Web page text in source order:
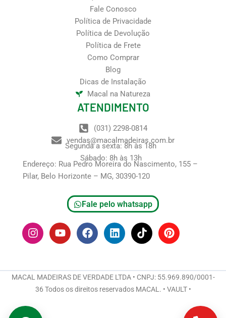
Fale Conosco
Política de Privacidade
Política de Devolução
Política de Frete
Como Comprar
Blog
Dicas de Instalação
Macal na Natureza
ATENDIMENTO
(031) 2298-0814
vendas@macalmadeiras.com.br
Segunda a sexta: 8h às 18h
Sábado: 8h às 13h
Endereço: Rua Pedro Moreira do Nascimento, 155 –
Pilar, Belo Horizonte – MG, 30390-120
Fale pelo whatsapp
I
n
s
g
r
m
Y
o
u
b
e
F
a
c
o
o
L
i
n
d
i
T
i
k
k
P
i
n
r
e
MACAL MADEIRAS DE VERDADE LTDA • CNPJ: 55.969.890/0001-
36 Todos os direitos reservados MACAL. • VAULT •